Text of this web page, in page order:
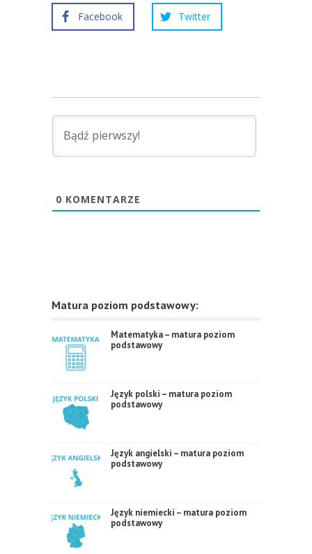
Facebook Twitter
0 KOMENTARZE
Matura poziom podstawowy:
Matematyka – matura poziom
podstawowy
Język polski – matura poziom
podstawowy
Język angielski – matura poziom
podstawowy
Język niemiecki – matura poziom
podstawowy